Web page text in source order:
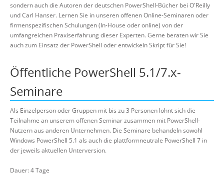
sondern auch die Autoren der deutschen PowerShell-Bücher bei O'Reilly
und Carl Hanser. Lernen Sie in unseren offenen Online-Seminaren oder
firmenspezifischen Schulungen (In-House oder online) von der
umfangreichen Praxiserfahrung dieser Experten. Gerne beraten wir Sie
auch zum Einsatz der PowerShell oder entwickeln Skript für Sie!
Öffentliche PowerShell 5.1/7.x-
Seminare
Als Einzelperson oder Gruppen mit bis zu 3 Personen lohnt sich die
Teilnahme an unserem offenen Seminar zusammen mit PowerShell-
Nutzern aus anderen Unternehmen. Die Seminare behandeln sowohl
Windows PowerShell 5.1 als auch die plattformneutrale PowerShell 7 in
der jeweils aktuellen Unterversion.
Dauer: 4 Tage